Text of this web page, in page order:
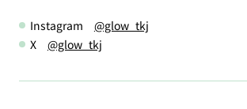
Instagram @glow_tkj
X @glow_tkj